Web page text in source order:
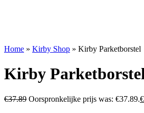
Home » Kirby Shop » Kirby Parketborstel
Kirby
€37.89 Oorspronkelijke prijs was: €37.89.€